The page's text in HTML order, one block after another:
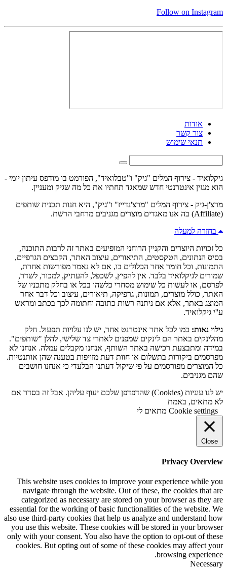
Follow on Instagram
אודות
צור קשר
תנאי שימוש
גיקלואיד - צירוף המלים "גיק" ו"טבלואיד", הפורמט בו מודפס עיתון יומי -
הוא מגזין אינטרנטי חדש שמאגד תחתיו את כל מה שגיק ומעניין.
מרצ'ן-גיק - צירוף המלים "מרצ'נדייז" ו"גיק", היא חנות תכנית שותפים
(Affiliate) בה אנו מאגדים מוצרים מגניבים מרחבי הרשת.
בחזרה למעלה
כל זכויות היוצרים והקניין הרוחני המופיעים באתר זה לרבות התוכנה,
בסיס הנתונים, הטקסטים, התיאורים, עיצוב האתר, הקבצים הגרפיים,
התמונות, וכל חומר אחר הכלולים בו, אם לא נאמר מפורשות אחרת,
שמורים לגיקלואיד בלבד. אין להפיץ, לשכפל, להעתיק, למכור, לשדר,
לפרסם, או לעשות כל שימוש מסחרי כלשהו בכל או בחלק מתכניו של
האתר, כולל מוצרים, תמונות, גרפיקה, תיאורים, עיצוב וכל דבר אחר
המוצג באתר, אלא אם ניתנה רשות כתובה וחתומה לכך בכתב ומראש
ע''י גיקלואיד.
גילוי נאות: כמו לכל אתר אינטרנט אחר, יש לנו עלויות תפעול. חלק
מהלינקים באתר הם לינקים שמפנים לאתרי צד שלישי, להלן "שותפים".
במידה ומתבצעת רכישה באתר השותף, אנחנו מקבלים עמלה. אנחנו לא
מפרסמים ביקורות בתשלום או חוות דעת מזויפות בטענה שהן אותנטיות.
כל המוצרים מפורסמים על פי שיקול דעתנו הבלעדי כי אנחנו חושבים
שהם מגניבים.
יש לנו עוגיות (Cookies) שהדפדפן שלכם יעוף עליהן. אבל זה בסדר אם
לא מתאים, באמת
Cookie settings מתאים לי
Close
Privacy Overview
This website uses cookies to improve your experience while you
navigate through the website. Out of these, the cookies that are
categorized as necessary are stored on your browser as they are
essential for the working of basic functionalities of the website. We
also use third-party cookies that help us analyze and understand how
you use this website. These cookies will be stored in your browser
only with your consent. You also have the option to opt-out of these
cookies. But opting out of some of these cookies may affect your
browsing experience.
Necessary